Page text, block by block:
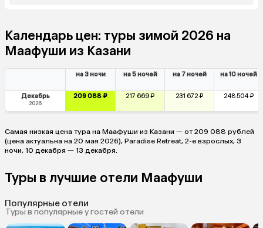
Календарь цен: туры зимой 2026 на
Маафуши из Казани
на 3 ночи на 5 ночей на 7 ночей на 10 ночей
Декабрь
2026
209 088 ₽ 217 669 ₽ 231 672 ₽ 248 504 ₽
Самая низкая цена тура на Маафуши из Казани — от 209 088 рублей
(цена актуальна на 20 мая 2026), Paradise Retreat, 2-е взрослых, 3
ночи, 10 декабря — 13 декабря.
Туры в лучшие отели Маафуши
Популярные отели
Туры в популярные у гостей отели